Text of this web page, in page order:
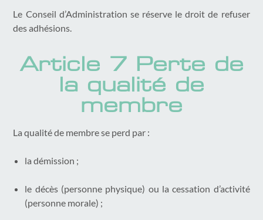
Le Conseil d’Administration se réserve le droit de refuser
des adhésions.
Article 7 Perte de
la qualité de
membre
La qualité de membre se perd par :
la démission ;
le décès (personne physique) ou la cessation d’activité
(personne morale) ;